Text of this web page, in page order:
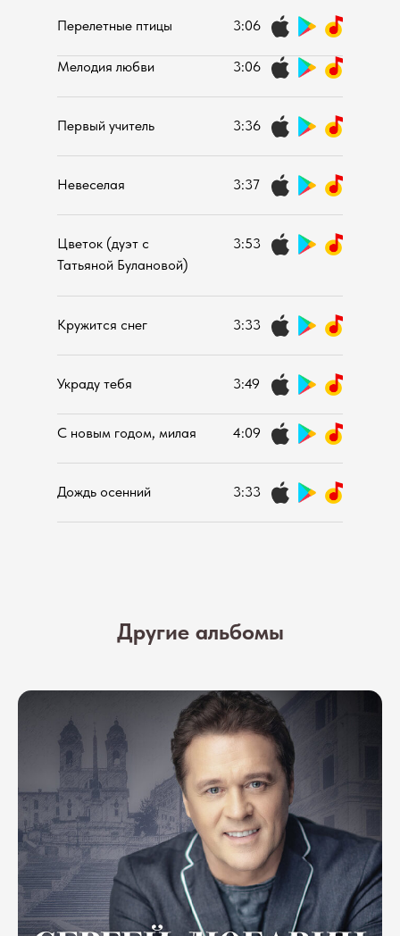
Перелетные птицы 3:06
Мелодия любви 3:06
Первый учитель 3:36
Невеселая 3:37
Цветок (дуэт с
Татьяной Булановой)
3:53
Кружится снег 3:33
Украду тебя 3:49
С новым годом, милая 4:09
Дождь осенний 3:33
Другие альбомы